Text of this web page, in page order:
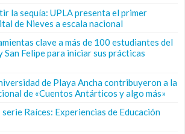
la sequía: UPLA presenta el primer
de Nieves a escala nacional
clave a más de 100 estudiantes del
San Felipe para iniciar sus prácticas
de Playa Ancha contribuyeron a la
de «Cuentos Antárticos y algo más»
Raíces: Experiencias de Educación